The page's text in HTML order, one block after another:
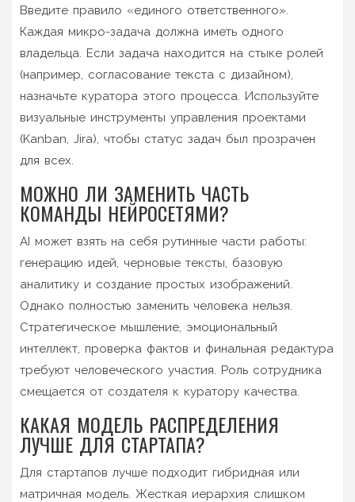
Введите правило «единого ответственного».
Каждая микро-задача должна иметь одного
владельца. Если задача находится на стыке ролей
(например, согласование текста с дизайном),
назначьте куратора этого процесса. Используйте
визуальные инструменты управления проектами
(Kanban, Jira), чтобы статус задач был прозрачен
для всех.
МОЖНО ЛИ ЗАМЕНИТЬ ЧАСТЬ
КОМАНДЫ НЕЙРОСЕТЯМИ?
AI может взять на себя рутинные части работы:
генерацию идей, черновые тексты, базовую
аналитику и создание простых изображений.
Однако полностью заменить человека нельзя.
Стратегическое мышление, эмоциональный
интеллект, проверка фактов и финальная редактура
требуют человеческого участия. Роль сотрудника
смещается от создателя к куратору качества.
КАКАЯ МОДЕЛЬ РАСПРЕДЕЛЕНИЯ
ЛУЧШЕ ДЛЯ СТАРТАПА?
Для стартапов лучше подходит гибридная или
матричная модель. Жесткая иерархия слишком